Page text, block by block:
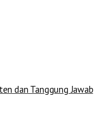
dan Tanggung Jawab